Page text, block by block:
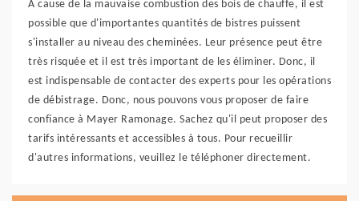
À cause de la mauvaise combustion des bois de chauffe, il est
possible que d'importantes quantités de bistres puissent
s'installer au niveau des cheminées. Leur présence peut être
très risquée et il est très important de les éliminer. Donc, il
est indispensable de contacter des experts pour les opérations
de débistrage. Donc, nous pouvons vous proposer de faire
confiance à Mayer Ramonage. Sachez qu'il peut proposer des
tarifs intéressants et accessibles à tous. Pour recueillir
d'autres informations, veuillez le téléphoner directement.